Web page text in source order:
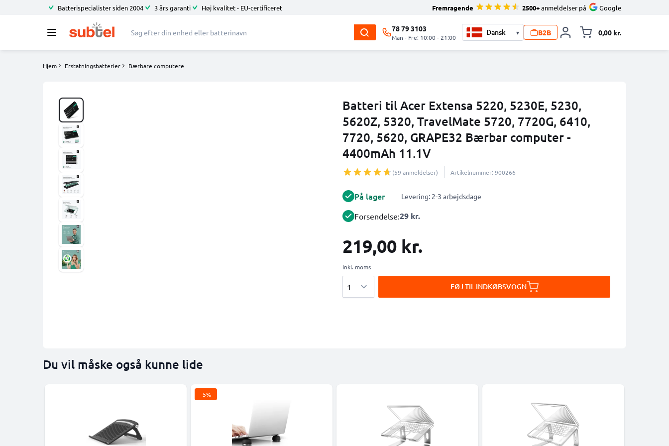
Batterispecialister siden 2004 3 års garanti Høj kvalitet - EU-certificeret Fremragende 2500+anmeldelser på Google
78 79 3103
Man - Fre: 10:00 - 21:00
▾ B2B 0,00 kr.
Hjem Erstatningsbatterier Bærbare computere
Batteri til Acer Extensa 5220, 5230E, 5230,
5620Z, 5320, TravelMate 5720, 7720G, 6410,
7720, 5620, GRAPE32 Bærbar computer -
4400mAh 11.1V
(59 anmeldelser) Artikelnummer: 900266
På lager Levering: 2-3 arbejdsdage
Forsendelse:29 kr.
219,00 kr.
inkl. moms
FØJ TIL INDKØBSVOGN
Du vil måske også kunne lide
-5%